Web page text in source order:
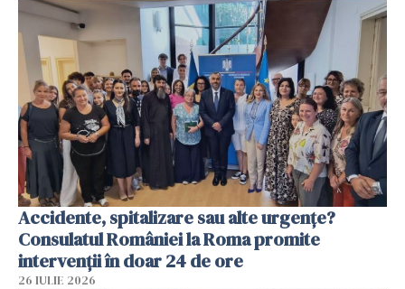
Accidente, spitalizare sau alte urgențe?
Consulatul României la Roma promite
intervenții în doar 24 de ore
26 IULIE 2026